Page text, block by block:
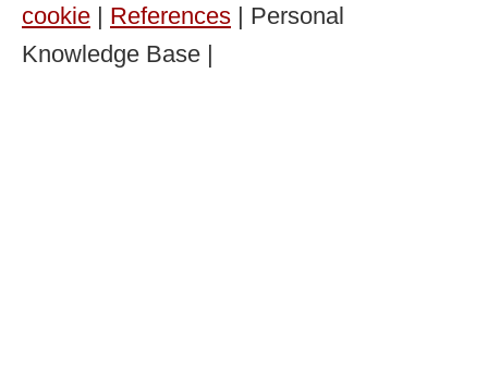
cookie | References | Personal
Knowledge Base |